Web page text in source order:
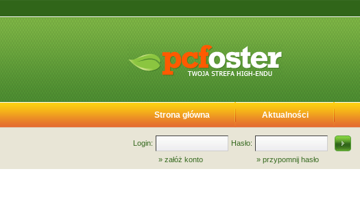
Strona główna Aktualności
Login:
Hasło:
» załóż konto » przypomnij hasło